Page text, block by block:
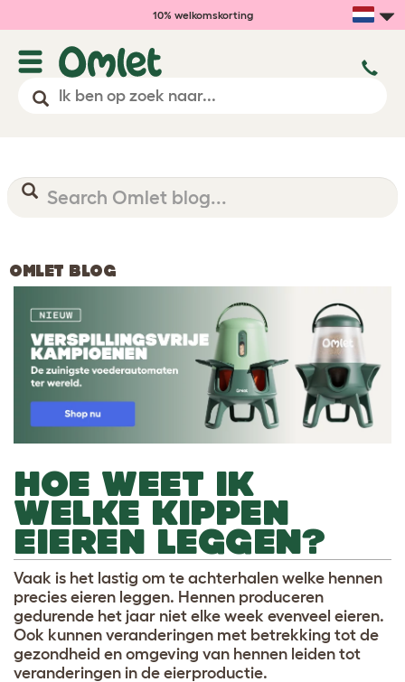
10% welkomskorting
OMLET BLOG
HOE WEET IK
WELKE KIPPEN
EIEREN LEGGEN?
Vaak is het lastig om te achterhalen welke hennen
precies eieren leggen. Hennen produceren
gedurende het jaar niet elke week evenveel eieren.
Ook kunnen veranderingen met betrekking tot de
gezondheid en omgeving van hennen leiden tot
veranderingen in de eierproductie.